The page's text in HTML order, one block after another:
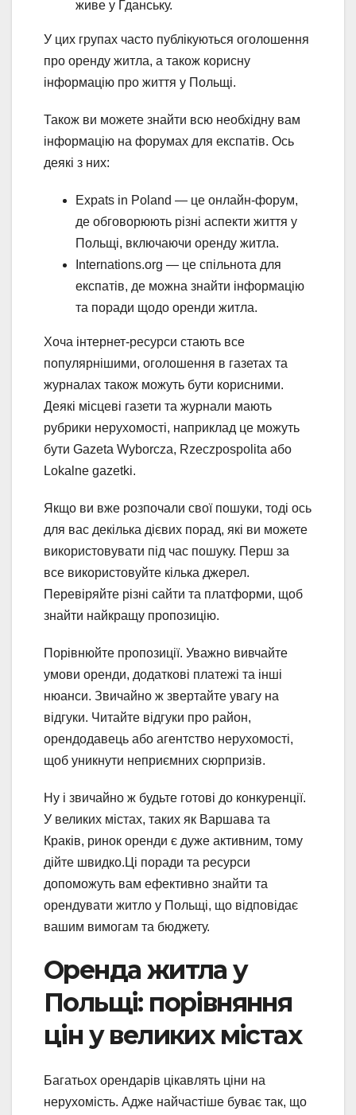
живе у Гданську.
У цих групах часто публікуються оголошення
про оренду житла, а також корисну
інформацію про життя у Польщі.
Також ви можете знайти всю необхідну вам
інформацію на форумах для експатів. Ось
деякі з них:
Expats in Poland — це онлайн-форум,
де обговорюють різні аспекти життя у
Польщі, включаючи оренду житла.
Internations.org — це спільнота для
експатів, де можна знайти інформацію
та поради щодо оренди житла.
Хоча інтернет-ресурси стають все
популярнішими, оголошення в газетах та
журналах також можуть бути корисними.
Деякі місцеві газети та журнали мають
рубрики нерухомості, наприклад це можуть
бути Gazeta Wyborcza, Rzeczpospolita або
Lokalne gazetki.
Якщо ви вже розпочали свої пошуки, тоді ось
для вас декілька дієвих порад, які ви можете
використовувати під час пошуку. Перш за
все використовуйте кілька джерел.
Перевіряйте різні сайти та платформи, щоб
знайти найкращу пропозицію.
Порівнюйте пропозиції. Уважно вивчайте
умови оренди, додаткові платежі та інші
нюанси. Звичайно ж звертайте увагу на
відгуки. Читайте відгуки про район,
орендодавець або агентство нерухомості,
щоб уникнути неприємних сюрпризів.
Ну і звичайно ж будьте готові до конкуренції.
У великих містах, таких як Варшава та
Краків, ринок оренди є дуже активним, тому
дійте швидко.Ці поради та ресурси
допоможуть вам ефективно знайти та
орендувати житло у Польщі, що відповідає
вашим вимогам та бюджету.
Оренда житла у
Польщі: порівняння
цін у великих містах
Багатьох орендарів цікавлять ціни на
нерухомість. Адже найчастіше буває так, що